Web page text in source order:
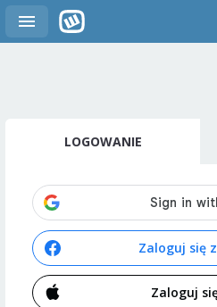
LOGOWANIE
Zaloguj się
Zaloguj